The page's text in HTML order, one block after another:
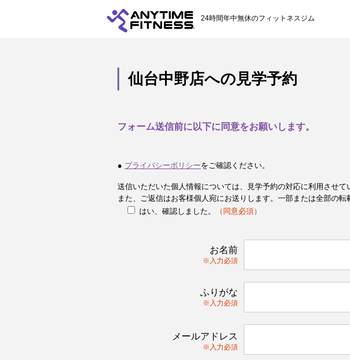
24時間年中無休のフィットネスジム
仙台中野店への見学予約
フォーム送信前に以下に同意をお願いします。
● プライバシーポリシーをご確認ください。
送信いただいた個人情報については、見学予約の対応に利用させて
また、ご返信はお客様個人宛にお送りします。一部または全部の転
はい、確認しました。
（同意必須）
お名前
※入力必須
ふりがな
※入力必須
メールアドレス
※入力必須